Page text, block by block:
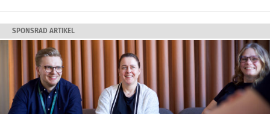
SPONSRAD ARTIKEL